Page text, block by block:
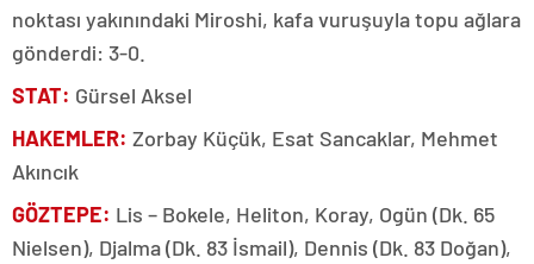
noktası yakınındaki Miroshi, kafa vuruşuyla topu ağlara
gönderdi: 3-0.
STAT: Gürsel Aksel
HAKEMLER: Zorbay Küçük, Esat Sancaklar, Mehmet
Akıncık
GÖZTEPE: Lis – Bokele, Heliton, Koray, Ogün (Dk. 65
Nielsen), Djalma (Dk. 83 İsmail), Dennis (Dk. 83 Doğan),